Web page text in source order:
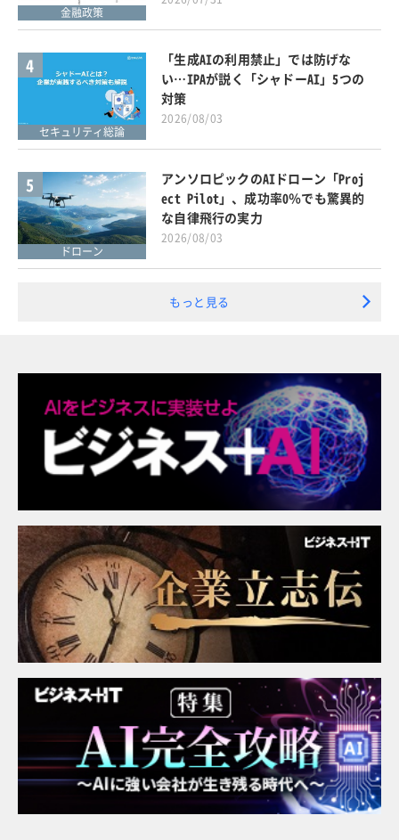
金融政策
4
セキュリティ総論
「生成AIの利用禁止」では防げな
い…IPAが説く「シャドーAI」5つの
対策
2026/08/03
5
ドローン
アンソロピックのAIドローン「Proj
ect Pilot」、成功率0％でも驚異的
な自律飛行の実力
2026/08/03
もっと見る